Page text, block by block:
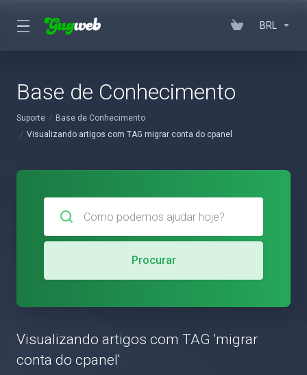
BRL
Base de Conhecimento
Suporte
Base de Conhecimento
Visualizando artigos com TAG migrar conta do cpanel
Procurar
Visualizando artigos com TAG 'migrar
conta do cpanel'